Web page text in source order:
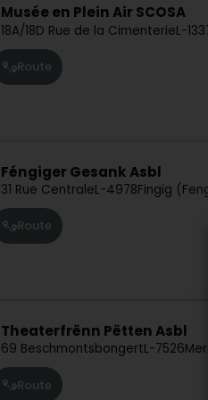
Musée en Plein Air SCOSA
18A/18D Rue de la CimenterieL-
Route
Féngiger Gesank Asbl
31 Rue CentraleL-4978Fingig
Route
Theaterfrënn Pëtten Asbl
69 BeschmontsbongertL-7526
Route